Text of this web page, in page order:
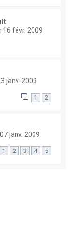
16 févr. 2009
janv. 2009
1 2
07 janv. 2009
1 2 3 4 5